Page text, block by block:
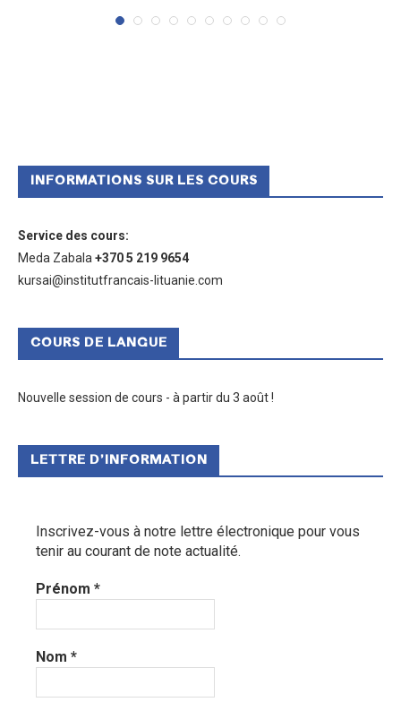
INFORMATIONS SUR LES COURS
Service des cours:
Meda Zabala +370 5 219 9654
kursai@institutfrancais-lituanie.com
COURS DE LANGUE
Nouvelle session de cours - à partir du 3 août !
LETTRE D’INFORMATION
Inscrivez-vous à notre lettre électronique pour vous
tenir au courant de note actualité.
Prénom *
Nom *